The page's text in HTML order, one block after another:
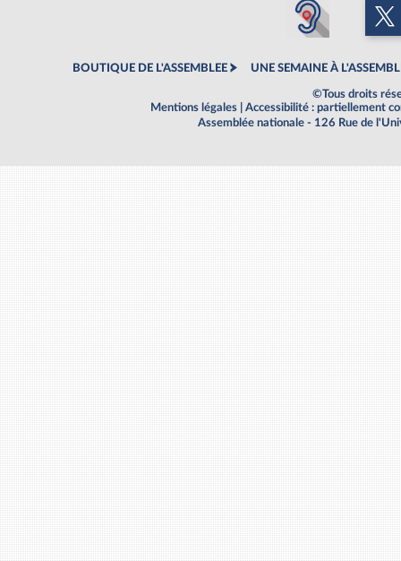
BOUTIQUE DE L'ASSEMBLEE UNE SEMAINE À
©Tous droits
Mentions légales
Accessibilité : partiellement
Assemblée nationale - 126 Rue de